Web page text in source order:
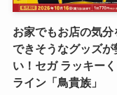
お家でもお店の気分
できそうなグッズが
い！セガ ラッキー
ライン「鳥貴族」